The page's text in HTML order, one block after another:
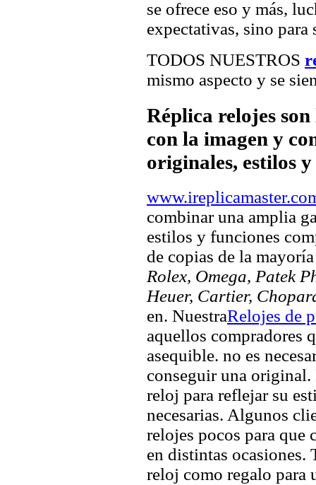
se ofrece eso y más,
expectativas, sino para
TODOS NUESTROS
mismo aspecto y se
Réplica relojes
con la imagen y
originales, estilos
combinar una amplia
estilos y funciones
de copias de la
Rolex, Omega, Patek
Heuer, Cartier,
en. NuestraRelojes de
aquellos compradores
asequible. no es
conseguir una
reloj para reflejar su
necesarias. Algunos
relojes pocos para que
en distintas ocasiones.
reloj como regalo para